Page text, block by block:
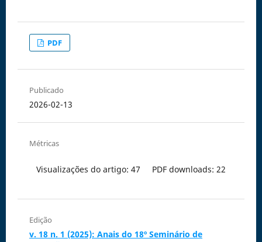
PDF
Publicado
2026-02-13
Métricas
Visualizações do artigo: 47 PDF downloads: 22
Edição
v. 18 n. 1 (2025): Anais do 18º Seminário de